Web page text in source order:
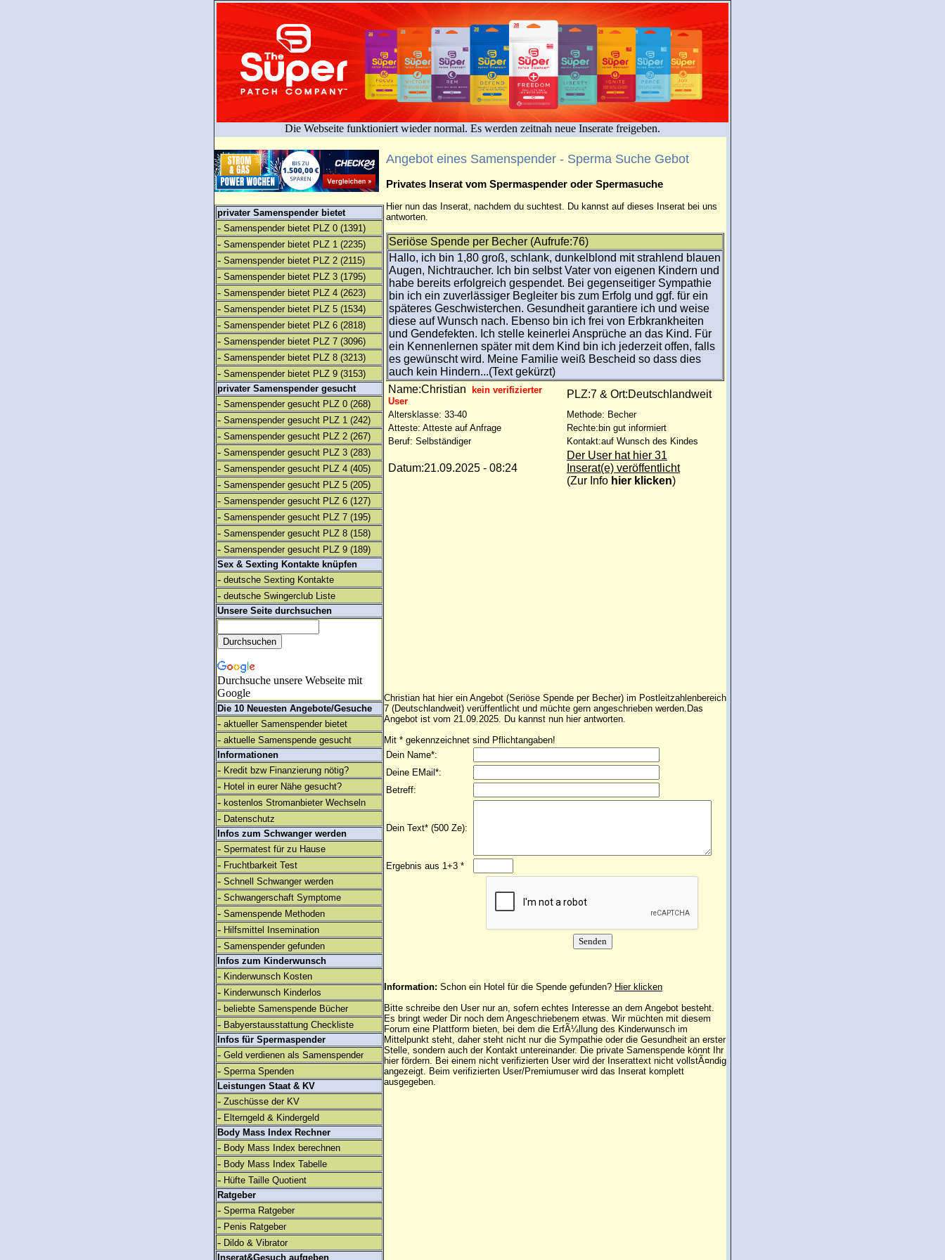
Die Webseite funktioniert wieder normal. Es werden zeitnah neue Inserate freigeben.
privater Samenspender bietet
- Samenspender bietet PLZ 0 (1391)
- Samenspender bietet PLZ 1 (2235)
- Samenspender bietet PLZ 2 (2115)
- Samenspender bietet PLZ 3 (1795)
- Samenspender bietet PLZ 4 (2623)
- Samenspender bietet PLZ 5 (1534)
- Samenspender bietet PLZ 6 (2818)
- Samenspender bietet PLZ 7 (3096)
- Samenspender bietet PLZ 8 (3213)
- Samenspender bietet PLZ 9 (3153)
privater Samenspender gesucht
- Samenspender gesucht PLZ 0 (268)
- Samenspender gesucht PLZ 1 (242)
- Samenspender gesucht PLZ 2 (267)
- Samenspender gesucht PLZ 3 (283)
- Samenspender gesucht PLZ 4 (405)
- Samenspender gesucht PLZ 5 (205)
- Samenspender gesucht PLZ 6 (127)
- Samenspender gesucht PLZ 7 (195)
- Samenspender gesucht PLZ 8 (158)
- Samenspender gesucht PLZ 9 (189)
Sex & Sexting Kontakte knüpfen
- deutsche Sexting Kontakte
- deutsche Swingerclub Liste
Unsere Seite durchsuchen
Durchsuche unsere Webseite mit
Google
Die 10 Neuesten Angebote/Gesuche
- aktueller Samenspender bietet
- aktuelle Samenspende gesucht
Informationen
- Kredit bzw Finanzierung nötig?
- Hotel in eurer Nähe gesucht?
- kostenlos Stromanbieter Wechseln
- Datenschutz
Infos zum Schwanger werden
- Spermatest für zu Hause
- Fruchtbarkeit Test
- Schnell Schwanger werden
- Schwangerschaft Symptome
- Samenspende Methoden
- Hilfsmittel Insemination
- Samenspender gefunden
Infos zum Kinderwunsch
- Kinderwunsch Kosten
- Kinderwunsch Kinderlos
- beliebte Samenspende Bücher
- Babyerstausstattung Checkliste
Infos für Spermaspender
- Geld verdienen als Samenspender
- Sperma Spenden
Leistungen Staat & KV
- Zuschüsse der KV
- Elterngeld & Kindergeld
Body Mass Index Rechner
- Body Mass Index berechnen
- Body Mass Index Tabelle
- Hüfte Taille Quotient
Ratgeber
- Sperma Ratgeber
- Penis Ratgeber
- Dildo & Vibrator
Inserat&Gesuch aufgeben
Angebot eines Samenspender - Sperma Suche Gebot
Privates Inserat vom Spermaspender oder Spermasuche
Hier nun das Inserat, nachdem du suchtest. Du kannst auf dieses Inserat bei uns
antworten.
Seriöse Spende per Becher (Aufrufe:76)
Hallo, ich bin 1,80 groß, schlank, dunkelblond mit strahlend blauen
Augen, Nichtraucher. Ich bin selbst Vater von eigenen Kindern und
habe bereits erfolgreich gespendet. Bei gegenseitiger Sympathie
bin ich ein zuverlässiger Begleiter bis zum Erfolg und ggf. für ein
späteres Geschwisterchen. Gesundheit garantiere ich und weise
diese auf Wunsch nach. Ebenso bin ich frei von Erbkrankheiten
und Gendefekten. Ich stelle keinerlei Ansprüche an das Kind. Für
ein Kennenlernen später mit dem Kind bin ich jederzeit offen, falls
es gewünscht wird. Meine Familie weiß Bescheid so dass dies
auch kein Hindern...(Text gekürzt)
Name:Christian
kein verifizierter
User
PLZ:7 & Ort:Deutschlandweit
Altersklasse: 33-40
Methode: Becher
Atteste: Atteste auf Anfrage
Rechte:bin gut informiert
Beruf: Selbständiger
Kontakt:auf Wunsch des Kindes
Datum:21.09.2025 - 08:24
Der User hat hier 31
Inserat(e) veröffentlicht
(Zur Info hier klicken)
Christian hat hier ein Angebot (Seriöse Spende per Becher) im Postleitzahlenbereich
7 (Deutschlandweit) verüffentlicht und müchte gern angeschrieben werden.Das
Angebot ist vom 21.09.2025. Du kannst nun hier antworten.
Mit * gekennzeichnet sind Pflichtangaben!
Dein Name*:
Deine EMail*:
Betreff:
Dein Text* (500 Ze):
Ergebnis aus 1+3 *
Information: Schon ein Hotel für die Spende gefunden? Hier klicken
Bitte schreibe den User nur an, sofern echtes Interesse an dem Angebot besteht.
Es bringt weder Dir noch dem Angeschriebenem etwas. Wir müchten mit diesem
Forum eine Plattform bieten, bei dem die ErfÃ¼llung des Kinderwunsch im
Mittelpunkt steht, daher steht nicht nur die Sympathie oder die Gesundheit an erster
Stelle, sondern auch der Kontakt untereinander. Die private Samenspende könnt Ihr
hier fördern. Bei einem nicht verifizierten User wird der Inserattext nicht vollstÃ¤ndig
angezeigt. Beim verifizierten User/Premiumuserwird das Inserat komplett
ausgegeben.